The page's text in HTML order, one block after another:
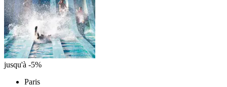
jusqu'à -5%
Paris